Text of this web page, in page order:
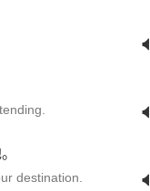
destination.